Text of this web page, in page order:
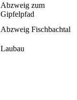
Abzweig zum
Gipfelpfad
Abzweig Fischbachtal
Laubau